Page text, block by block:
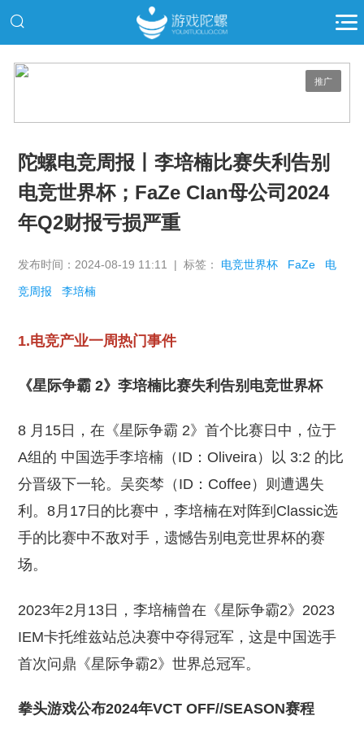
推广
陀螺电竞周报丨李培楠比赛失利告别
电竞世界杯；FaZe Clan母公司2024
年Q2财报亏损严重
发布时间：2024-08-19 11:11 | 标签： 电竞世界杯 FaZe 电
竞周报 李培楠
1.电竞产业一周热门事件
《星际争霸 2》李培楠比赛失利告别电竞世界杯
8 月15日，在《星际争霸 2》首个比赛日中，位于
A组的 中国选手李培楠（ID：Oliveira）以 3:2 的比
分晋级下一轮。吴奕棽（ID：Coffee）则遭遇失
利。8月17日的比赛中，李培楠在对阵到Classic选
手的比赛中不敌对手，遗憾告别电竞世界杯的赛
场。
2023年2月13日，李培楠曾在《星际争霸2》2023
IEM卡托维兹站总决赛中夺得冠军，这是中国选手
首次问鼎《星际争霸2》世界总冠军。
拳头游戏公布2024年VCT OFF//SEASON赛程